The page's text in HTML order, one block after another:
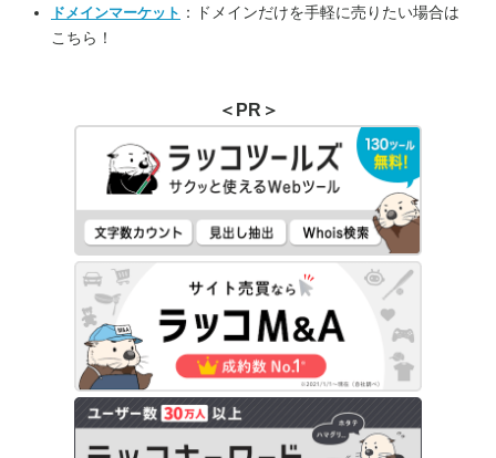
ドメインマーケット ：ドメインだけを手軽に売りたい場合は
こちら！
＜PR＞